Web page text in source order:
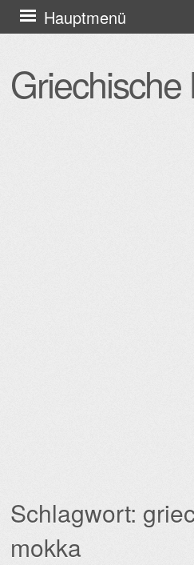
Griechische
Hauptmenü
Zum
Inhalt
Schlagwort:
mokka